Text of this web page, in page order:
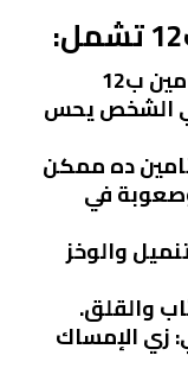
نقص فيتامين ب12
الشخص يحس
ده ممكن
في
والوخز
والقلق.
زي الإمساك